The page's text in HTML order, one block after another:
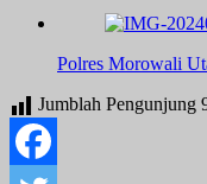
Polres Morowali
Jumblah Pengunjung